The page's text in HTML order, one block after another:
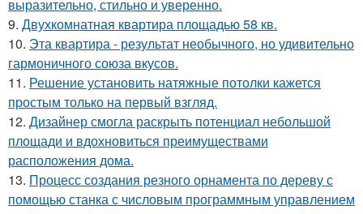
выразительно, стильно и уверенно.
9. Двухкомнатная квартира площадью 58 кв.
10. Эта квартира - результат необычного, но удивительно
гармоничного союза вкусов.
11. Решение установить натяжные потолки кажется
простым только на первый взгляд.
12. Дизайнер смогла раскрыть потенциал небольшой
площади и вдохновиться преимуществами
расположения дома.
13. Процесс создания резного орнамента по дереву с
помощью станка с числовым программным управлением